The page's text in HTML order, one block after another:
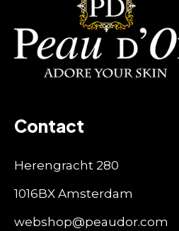
Contact
Herengracht 280
1016BX Amsterdam
webshop@peaudor.com